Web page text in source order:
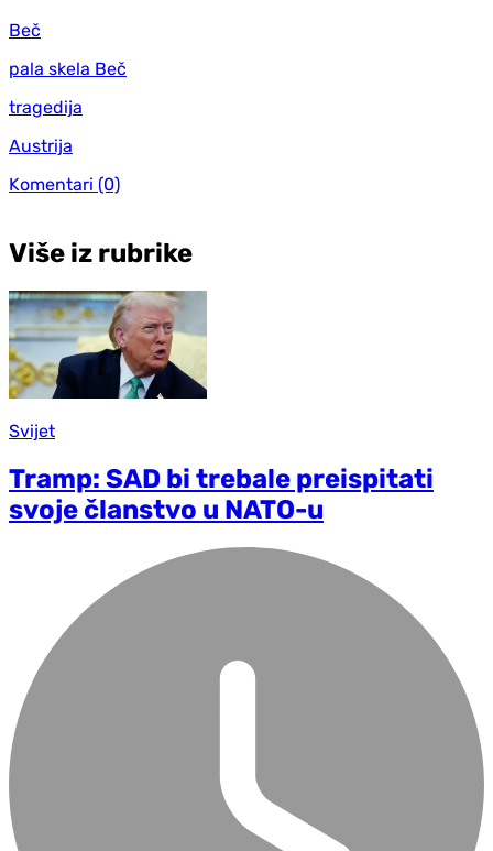
Beč
pala skela Beč
tragedija
Austrija
Komentari (0)
Više iz rubrike
Svijet
Tramp: SAD bi trebale preispitati
svoje članstvo u NATO-u